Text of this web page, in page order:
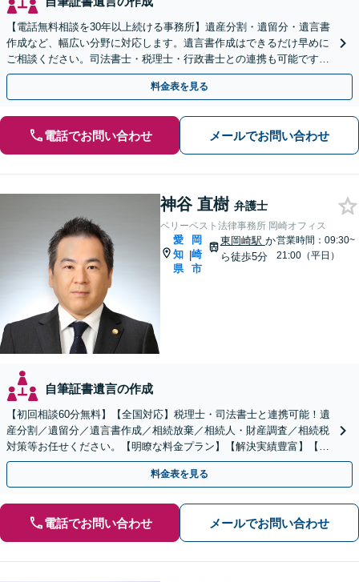
【電話無料相談を30年以上続ける事務所】遺産分割・遺留分・遺言書
作成など、幅広い分野に対応します。遺言書作成はできるだけ早めに
ご相談ください。司法書士・税理士・行政書士との連携も可能です
【初回面談相談30分無料】【夜間・休日の相談可能】
料金表を見る
電話でお問い合わせ メールでお問い合わせ
神谷 直樹 弁護士
ベリーベスト法律事務所 岡崎オフィス
愛
知
県
|
岡
崎
市
東岡崎駅 か
ら徒歩5分
営業時間：09:30~
21:00（平日）
自筆証書遺言の作成
【初回相談60分無料】【全国対応】税理士・司法書士と連携可能！遺
産分割／遺留分／遺言書作成／相続放棄／相続人・財産調査／相続税
対策等お任せください。【明瞭な料金プラン】【解決実績豊富】【電
話相談可】
料金表を見る
電話でお問い合わせ メールでお問い合わせ